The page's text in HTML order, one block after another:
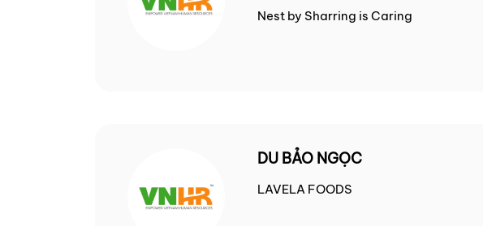
Nest by Sharring is Caring
DU BẢO NGỌC
LAVELA FOODS